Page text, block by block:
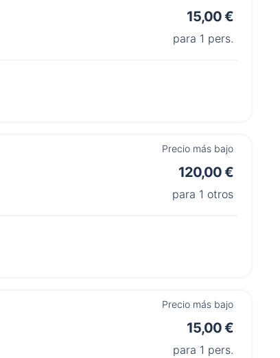
15,00 €
para 1 pers.
Precio más bajo
120,00 €
para 1 otros
Precio más bajo
15,00 €
para 1 pers.